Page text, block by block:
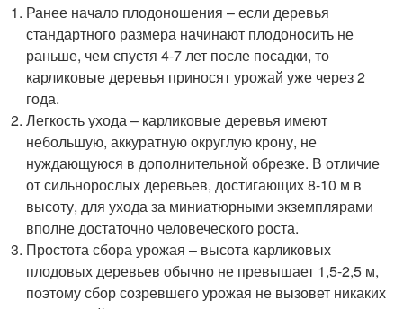
Ранее начало плодоношения – если деревья
стандартного размера начинают плодоносить не
раньше, чем спустя 4-7 лет после посадки, то
карликовые деревья приносят урожай уже через 2
года.
Легкость ухода – карликовые деревья имеют
небольшую, аккуратную округлую крону, не
нуждающуюся в дополнительной обрезке. В отличие
от сильнорослых деревьев, достигающих 8-10 м в
высоту, для ухода за миниатюрными экземплярами
вполне достаточно человеческого роста.
Простота сбора урожая – высота карликовых
плодовых деревьев обычно не превышает 1,5-2,5 м,
поэтому сбор созревшего урожая не вызовет никаких